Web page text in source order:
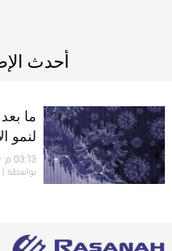
أحدث
ما
لنمو
03:13 م - 11 يونيو 2020
بواسطة